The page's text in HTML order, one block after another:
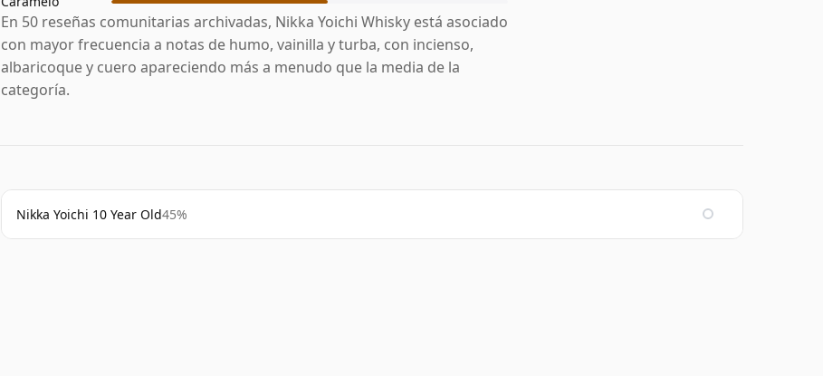
En 50 reseñas comunitarias archivadas, Nikka Yoichi Whisky está asociado
con mayor frecuencia a notas de humo, vainilla y turba, con incienso,
albaricoque y cuero apareciendo más a menudo que la media de la
categoría.
Nikka Yoichi 10 Year Old45%